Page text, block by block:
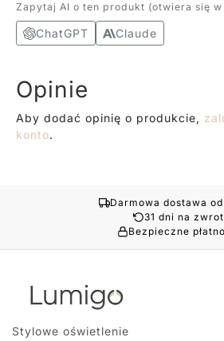
Zapytaj AI o ten produkt (otwiera się
ChatGPT Claude
Opinie
Aby dodać opinię o produkcie,
konto.
Darmowa dostawa od
31 dni na zwrot
Bezpieczne
Stylowe oświetlenie